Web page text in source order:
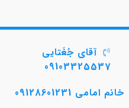
آقای جُغَتایی
09103325537
خانم امامی 09128601231